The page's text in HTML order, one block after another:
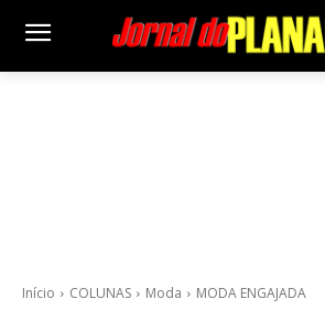
Início COLUNAS Moda MODA ENGAJADA